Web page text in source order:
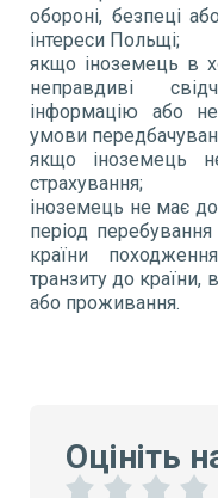
обороні, безпеці
інтереси Польщі;
якщо іноземець в
неправдиві
інформацію або
умови
якщо іноземець
страхування;
іноземець не має
період
країни
транзиту до країни,
або проживання.
Оцініть